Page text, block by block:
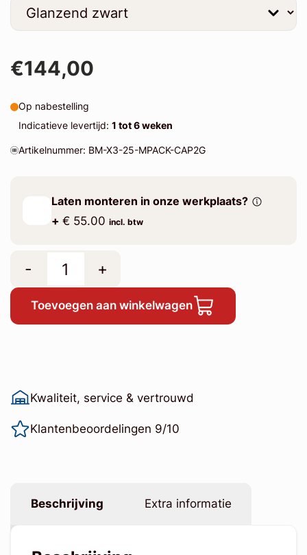
€144,00
Op nabestelling
Indicatieve levertijd: 1 tot 6 weken
Artikelnummer: BM-X3-25-MPACK-CAP2G
Laten monteren in onze werkplaats?
+ € 55.00 incl. btw
- +
Toevoegen aan winkelwagen
Kwaliteit, service & vertrouwd
Klantenbeoordelingen 9/10
Beschrijving Extra informatie